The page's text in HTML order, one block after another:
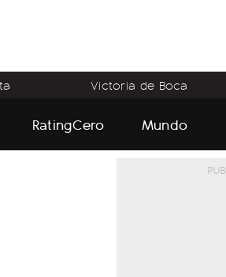
Victoria de Boca
RatingCero Mundo